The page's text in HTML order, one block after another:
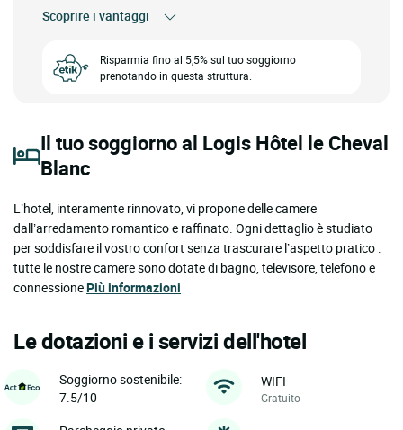
Scoprire i vantaggi
Risparmia fino al 5,5% sul tuo soggiorno
prenotando in questa struttura.
Il tuo soggiorno al Logis Hôtel le Cheval
Blanc
L’hotel, interamente rinnovato, vi propone delle camere
dall’arredamento romantico e raffinato. Ogni dettaglio è studiato
per soddisfare il vostro confort senza trascurare l’aspetto pratico :
tutte le nostre camere sono dotate di bagno, televisore, telefono e
connessionePiù informazioni
Le dotazioni e i servizi dell'hotel
Soggiorno sostenibile:
7.5/10
WIFI
Gratuito